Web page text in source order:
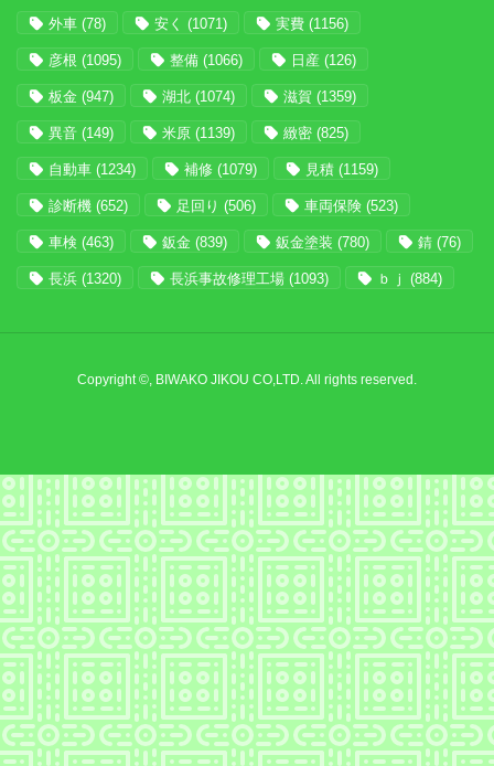
外車 (78) 安く (1071) 実費 (1156)
彦根 (1095) 整備 (1066) 日産 (126)
板金 (947) 湖北 (1074) 滋賀 (1359)
異音 (149) 米原 (1139) 緻密 (825)
自動車 (1234) 補修 (1079) 見積 (1159)
診断機 (652) 足回り (506) 車両保険 (523)
車検 (463) 鈑金 (839) 鈑金塗装 (780) 錆 (76)
長浜 (1320) 長浜事故修理工場 (1093) ｂｊ (884)
Copyright ©, BIWAKO JIKOU CO,LTD. All rights reserved.